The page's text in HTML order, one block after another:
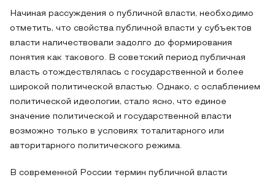
Начиная рассуждения о публичной власти, необходимо
отметить, что свойства публичной власти у субъектов
власти наличествовали задолго до формирования
понятия как такового. В советский период публичная
власть отождествлялась с государственной и более
широкой политической властью. Однако, с ослаблением
политической идеологии, стало ясно, что единое
значение политической и государственной власти
возможно только в условиях тоталитарного или
авторитарного политического режима.
В современной России термин публичной власти